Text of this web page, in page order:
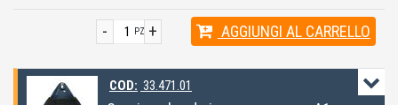
+
- PZ AGGIUNGI AL CARRELLO
COD: 33.471.01